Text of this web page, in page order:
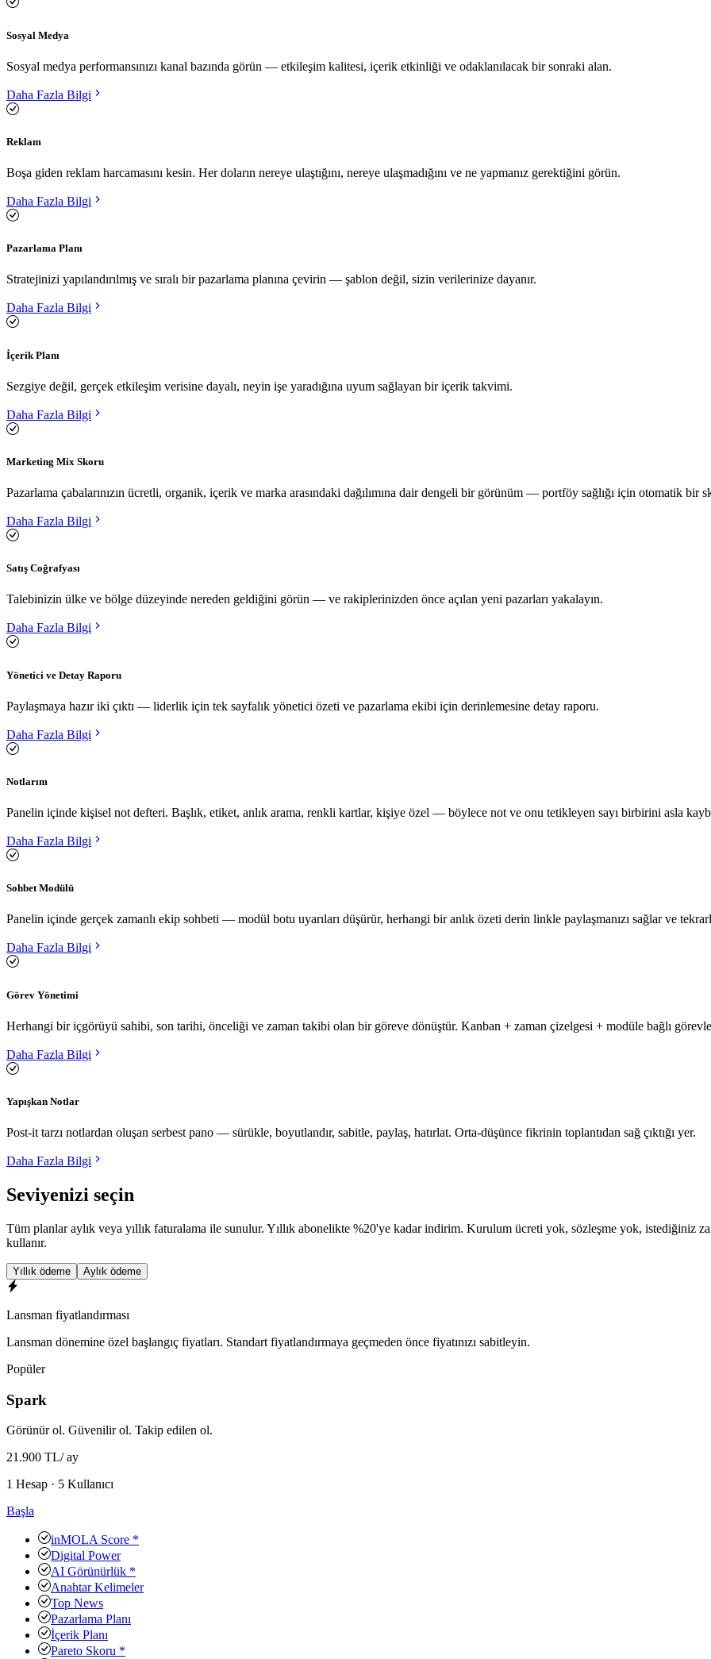
Sosyal Medya
Sosyal medya performansınızı kanal bazında görün — etkileşim kalitesi, içerik etkinliği ve odaklanılacak bir sonraki alan.
Daha Fazla Bilgi
Reklam
Boşa giden reklam harcamasını kesin. Her doların nereye ulaştığını, nereye ulaşmadığını ve ne yapmanız gerektiğini görün.
Daha Fazla Bilgi
Pazarlama Planı
Stratejinizi yapılandırılmış ve sıralı bir pazarlama planına çevirin — şablon değil, sizin verilerinize dayanır.
Daha Fazla Bilgi
İçerik Planı
Sezgiye değil, gerçek etkileşim verisine dayalı, neyin işe yaradığına uyum sağlayan bir içerik takvimi.
Daha Fazla Bilgi
Marketing Mix Skoru
Pazarlama çabalarınızın ücretli, organik, içerik ve marka arasındaki dağılımına dair dengeli bir görünüm — portföy sağlığı için otomatik bir
Daha Fazla Bilgi
Satış Coğrafyası
Talebinizin ülke ve bölge düzeyinde nereden geldiğini görün — ve rakiplerinizden önce açılan yeni pazarları yakalayın.
Daha Fazla Bilgi
Yönetici ve Detay Raporu
Paylaşmaya hazır iki çıktı — liderlik için tek sayfalık yönetici özeti ve pazarlama ekibi için derinlemesine detay raporu.
Daha Fazla Bilgi
Notlarım
Panelin içinde kişisel not defteri. Başlık, etiket, anlık arama, renkli kartlar, kişiye özel — böylece not ve onu tetikleyen sayı birbirini asla
Daha Fazla Bilgi
Sohbet Modülü
Panelin içinde gerçek zamanlı ekip sohbeti — modül botu uyarıları düşürür, herhangi bir anlık özeti derin linkle paylaşmanızı sağlar ve
Daha Fazla Bilgi
Görev Yönetimi
Herhangi bir içgörüyü sahibi, son tarihi, önceliği ve zaman takibi olan bir göreve dönüştür. Kanban + zaman çizelgesi + modüle bağlı
Daha Fazla Bilgi
Yapışkan Notlar
Post-it tarzı notlardan oluşan serbest pano — sürükle, boyutlandır, sabitle, paylaş, hatırlat. Orta-düşünce fikrinin toplantıdan sağ çıktığı yer.
Daha Fazla Bilgi
Seviyenizi seçin
Tüm planlar aylık veya yıllık faturalama ile sunulur. Yıllık abonelikte %20'ye kadar indirim. Kurulum ücreti yok, sözleşme yok, istediğiniz
kullanır.
Yıllık ödeme Aylık ödeme
Lansman fiyatlandırması
Lansman dönemine özel başlangıç fiyatları. Standart fiyatlandırmaya geçmeden önce fiyatınızı sabitleyin.
Popüler
Spark
Görünür ol. Güvenilir ol. Takip edilen ol.
21.900 TL/ ay
1 Hesap · 5 Kullanıcı
Başla
inMOLA Score *
Digital Power
AI Görünürlük *
Anahtar Kelimeler
Top News
Pazarlama Planı
İçerik Planı
Pareto Skoru *